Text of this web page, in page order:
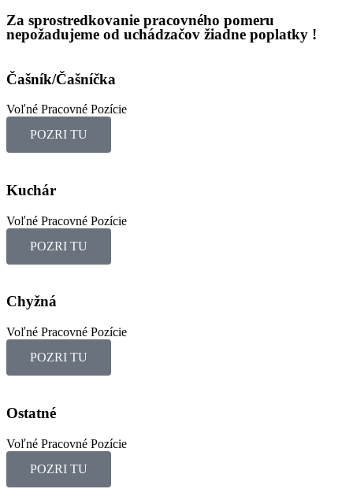
Za sprostredkovanie pracovného pomeru
nepožadujeme od uchádzačov žiadne poplatky !
Čašník/Čašníčka
Voľné Pracovné Pozície
POZRI TU
Kuchár
Voľné Pracovné Pozície
POZRI TU
Chyžná
Voľné Pracovné Pozície
POZRI TU
Ostatné
Voľné Pracovné Pozície
POZRI TU